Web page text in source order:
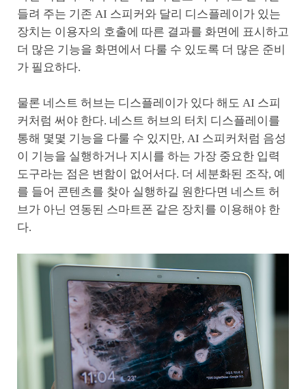
들려 주는 기존 AI 스피커와 달리 디스플레이가 있는
장치는 이용자의 호출에 따른 결과를 화면에 표시하고
더 많은 기능을 화면에서 다룰 수 있도록 더 많은 준비
가 필요하다.
물론 네스트 허브는 디스플레이가 있다 해도 AI 스피
커처럼 써야 한다. 네스트 허브의 터치 디스플레이를
통해 몇몇 기능을 다룰 수 있지만, AI 스피커처럼 음성
이 기능을 실행하거나 지시를 하는 가장 중요한 입력
도구라는 점은 변함이 없어서다. 더 세분화된 조작, 예
를 들어 콘텐츠를 찾아 실행하길 원한다면 네스트 허
브가 아닌 연동된 스마트폰 같은 장치를 이용해야 한
다.